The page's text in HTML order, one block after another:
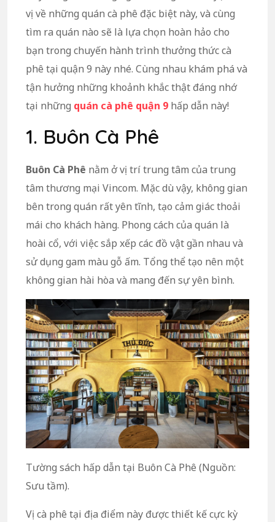
vị về những quán cà phê đặc biệt này, và cùng
tìm ra quán nào sẽ là lựa chọn hoàn hảo cho
bạn trong chuyến hành trình thưởng thức cà
phê tại quận 9 này nhé. Cùng nhau khám phá và
tận hưởng những khoảnh khắc thật đáng nhớ
tại những quán cà phê quận 9 hấp dẫn này!
1. Buôn Cà Phê
Buôn Cà Phê nằm ở vị trí trung tâm của trung
tâm thương mại Vincom. Mặc dù vậy, không gian
bên trong quán rất yên tĩnh, tạo cảm giác thoải
mái cho khách hàng. Phong cách của quán là
hoài cổ, với việc sắp xếp các đồ vật gần nhau và
sử dụng gam màu gỗ ấm. Tổng thể tạo nên một
không gian hài hòa và mang đến sự yên bình.
Tường sách hấp dẫn tại Buôn Cà Phê (Nguồn:
Sưu tầm).
Vị cà phê tại địa điểm này được thiết kế cực kỳ